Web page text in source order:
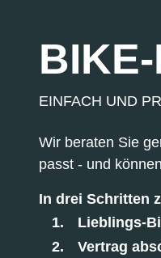
EINFACH UND
Wir beraten Sie
passt - und
In drei Schritten
Lieblings-
Vertrag